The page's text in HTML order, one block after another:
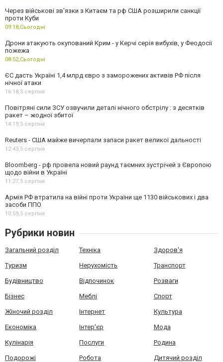
Через військові зв'язки з Китаєм та рф США розширили санкції
проти Куби
09:18,Сьогодні
Дрони атакують окупований Крим - у Керчі серія вибухів, у Феодосії
пожежа
08:52,Сьогодні
ЄС дасть Україні 1,4 млрд євро з заморожених активів РФ після
нічної атаки
16:18,5 серпня
Повітряні сили ЗСУ озвучили деталі нічного обстрілу : з десятків
ракет – жодної збитої
14:19,5 серпня
Reuters - США майже вичерпали запаси ракет великої дальності
12:43,5 серпня
Bloomberg - рф провела новий раунд таємних зустрічей з Європою
щодо війни в Україні
11:27,5 серпня
Армія РФ втратила на війні проти України ще 1130 військових і два
засоби ППО
10:59,5 серпня
Рубрики новин
Загальний розділ Техніка Здоров'я
Туризм Нерухомість Транспорт
Будівництво Відпочинок Розваги
Бізнес Меблі Спорт
Жіночий розділ Інтернет Культура
Економіка Інтер'єр Мода
Кулінарія Послуги Родина
Подорожі Робота Дитячий розділ